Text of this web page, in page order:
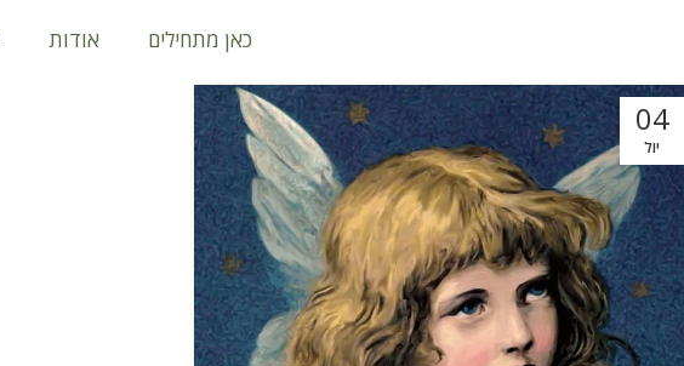
כאן מתחילים אודות
04
יול